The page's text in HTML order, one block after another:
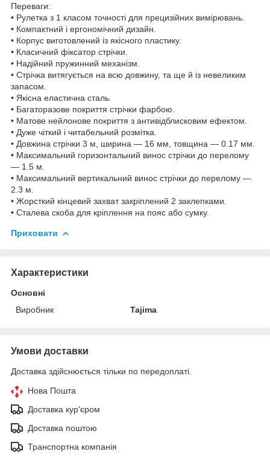
Переваги:
• Рулетка з 1 класом точності для прецизійних вимірювань.
• Компактний і ергономічний дизайн.
• Корпус виготовлений із якісного пластику.
• Класичний фіксатор стрічки.
• Надійний пружинний механізм.
• Стрічка витягується на всю довжину, та ще й із невеликим
запасом.
• Якісна еластична сталь.
• Багаторазове покриття стрічки фарбою.
• Матове нейлонове покриття з антивідблисковим ефектом.
• Дуже чіткий і читабельний розмітка.
• Довжина стрічки 3 м, ширина — 16 мм, товщина — 0.17 мм.
• Максимальний горизонтальний винос стрічки до перелому
— 1.5 м.
• Максимальний вертикальний винос стрічки до перелому —
2.3 м.
• Жорсткий кінцевий захват закріплений 2 заклепками.
• Сталева скоба для кріплення на пояс або сумку.
Приховати
Характеристики
Основні
Виробник
Tajima
Умови доставки
Доставка здійснюється тільки по передоплаті.
Нова Пошта
Доставка кур'єром
Доставка поштою
Транспортна компанія